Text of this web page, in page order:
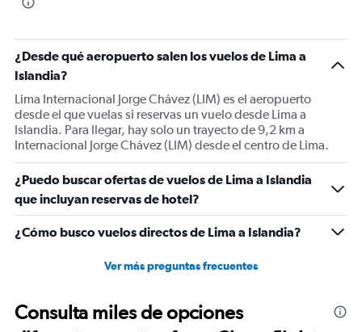
¿Desde qué aeropuerto salen los vuelos de Lima a
Islandia?
Lima Internacional Jorge Chávez (LIM) es el aeropuerto
desde el que vuelas si reservas un vuelo desde Lima a
Islandia. Para llegar, hay solo un trayecto de 9,2 km a
Internacional Jorge Chávez (LIM) desde el centro de Lima.
¿Puedo buscar ofertas de vuelos de Lima a Islandia
que incluyan reservas de hotel?
¿Cómo busco vuelos directos de Lima a Islandia?
Ver más preguntas frecuentes
Consulta miles de opciones